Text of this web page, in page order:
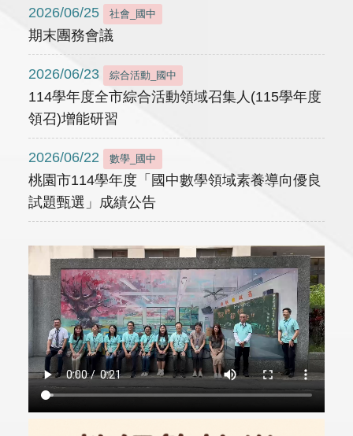
2026/06/25 社會_國中
期末團務會議
2026/06/23 綜合活動_國中
114學年度全市綜合活動領域召集人(115學年度
領召)增能研習
2026/06/22 數學_國中
桃園市114學年度「國中數學領域素養導向優良
試題甄選」成績公告